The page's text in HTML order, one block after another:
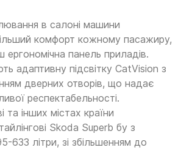
в салоні машини
комфорт кожному пасажиру,
ергономічна панель приладів.
адаптивну підсвітку CatVision з
дверних отворів, що надає
респектабельності.
інших містах країни
Skoda Superb бу з
633 літри, зі збільшенням до